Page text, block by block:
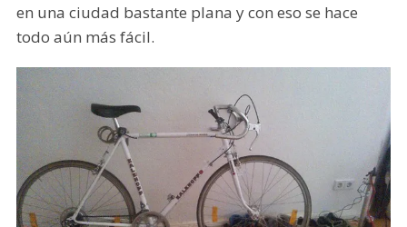
en una ciudad bastante plana y con eso se hace
todo aún más fácil.